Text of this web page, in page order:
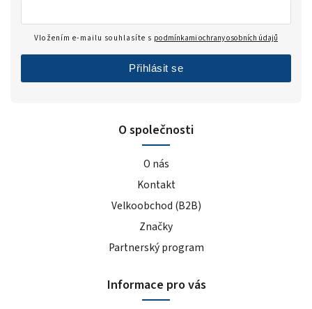
O společnosti
O nás
Kontakt
Velkoobchod (B2B)
Značky
Partnerský program
Informace pro vás
Vložením e-mailu souhlasíte s podmínkami ochrany osobních údajů
Přihlásit se